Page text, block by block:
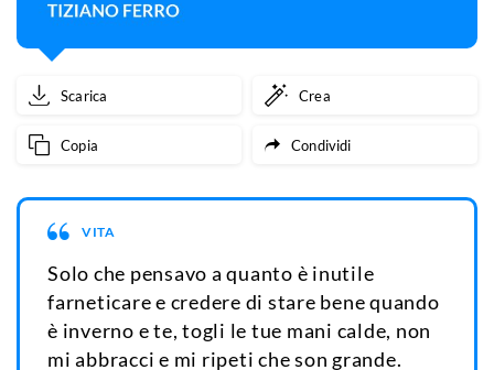
Scarica Crea
Copia Condividi
VITA
Solo che pensavo a quanto è inutile
farneticare e credere di stare bene quando
è inverno e te, togli le tue mani calde, non
mi abbracci e mi ripeti che son grande.